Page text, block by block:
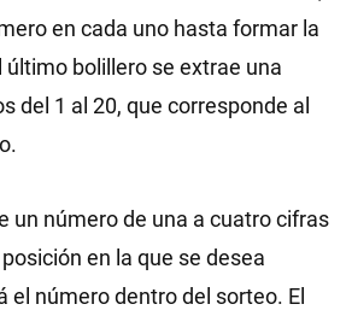
en cada uno hasta formar la
bolillero se extrae una
del 1 al 20, que corresponde al
un número de una a cuatro cifras
en la que se desea
el número dentro del sorteo. El